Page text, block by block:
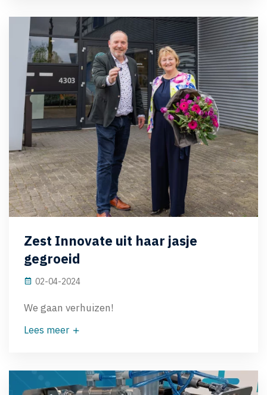
Zest Innovate uit haar jasje
gegroeid
02-04-2024
We gaan verhuizen!
Lees meer